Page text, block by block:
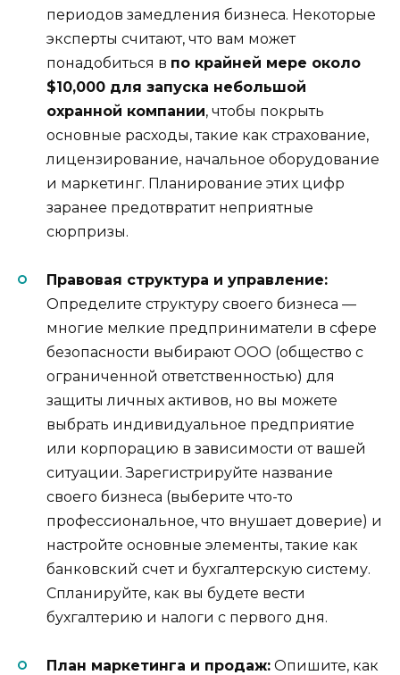
периодов замедления бизнеса. Некоторые
эксперты считают, что вам может
понадобиться в по крайней мере около
$10,000 для запуска небольшой
охранной компании, чтобы покрыть
основные расходы, такие как страхование,
лицензирование, начальное оборудование
и маркетинг. Планирование этих цифр
заранее предотвратит неприятные
сюрпризы.
Правовая структура и управление:
Определите структуру своего бизнеса —
многие мелкие предприниматели в сфере
безопасности выбирают ООО (общество с
ограниченной ответственностью) для
защиты личных активов, но вы можете
выбрать индивидуальное предприятие
или корпорацию в зависимости от вашей
ситуации. Зарегистрируйте название
своего бизнеса (выберите что-то
профессиональное, что внушает доверие) и
настройте основные элементы, такие как
банковский счет и бухгалтерскую систему.
Спланируйте, как вы будете вести
бухгалтерию и налоги с первого дня.
План маркетинга и продаж: Опишите, как